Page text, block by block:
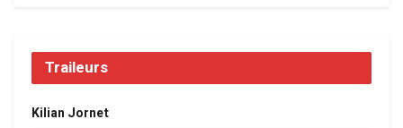
Traileurs
Kilian Jornet